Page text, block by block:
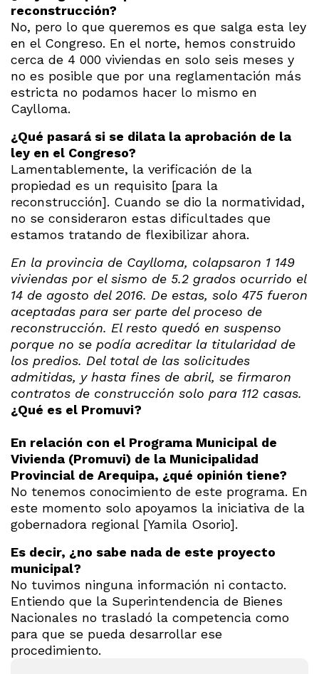
reconstrucción?
No, pero lo que queremos es que salga esta ley
en el Congreso. En el norte, hemos construido
cerca de 4 000 viviendas en solo seis meses y
no es posible que por una reglamentación más
estricta no podamos hacer lo mismo en
Caylloma.
¿Qué pasará si se dilata la aprobación de la
ley en el Congreso?
Lamentablemente, la verificación de la
propiedad es un requisito [para la
reconstrucción]. Cuando se dio la normatividad,
no se consideraron estas dificultades que
estamos tratando de flexibilizar ahora.
En la provincia de Caylloma, colapsaron 1 149
viviendas por el sismo de 5.2 grados ocurrido el
14 de agosto del 2016. De estas, solo 475 fueron
aceptadas para ser parte del proceso de
reconstrucción. El resto quedó en suspenso
porque no se podía acreditar la titularidad de
los predios. Del total de las solicitudes
admitidas, y hasta fines de abril, se firmaron
contratos de construcción solo para 112 casas.
¿Qué es el Promuvi?
En relación con el Programa Municipal de
Vivienda (Promuvi) de la Municipalidad
Provincial de Arequipa, ¿qué opinión tiene?
No tenemos conocimiento de este programa. En
este momento solo apoyamos la iniciativa de la
gobernadora regional [Yamila Osorio].
Es decir, ¿no sabe nada de este proyecto
municipal?
No tuvimos ninguna información ni contacto.
Entiendo que la Superintendencia de Bienes
Nacionales no trasladó la competencia como
para que se pueda desarrollar ese
procedimiento.